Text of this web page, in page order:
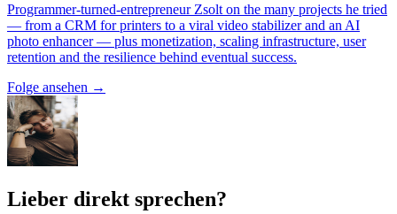
Programmer-turned-entrepreneur Zsolt on the many projects he tried
— from a CRM for printers to a viral video stabilizer and an AI
photo enhancer — plus monetization, scaling infrastructure, user
retention and the resilience behind eventual success.
Folge ansehen →
Lieber direkt sprechen?